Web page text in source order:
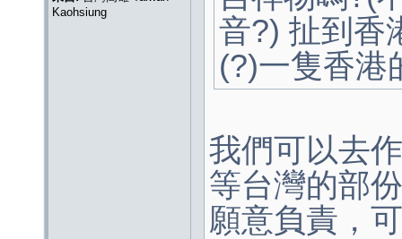
Kaohsiung
音?) 扯到香
(?)一隻香港
我們可以去
等台灣的部
願意負責，